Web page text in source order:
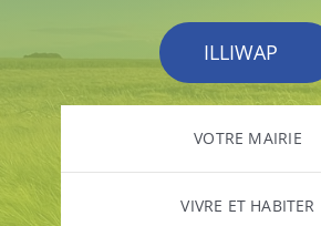
ILLIWAP
VOTRE MAIRIE
VIVRE ET HABITER